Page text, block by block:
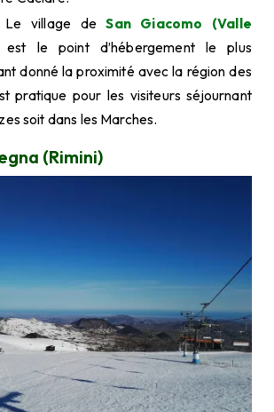
Le village deSan Giacomo (Valle
est le point d’hébergement le plus
donné la proximité avec la région des
pratique pour les visiteurs séjournant
soit dans les Marches.
(Rimini)